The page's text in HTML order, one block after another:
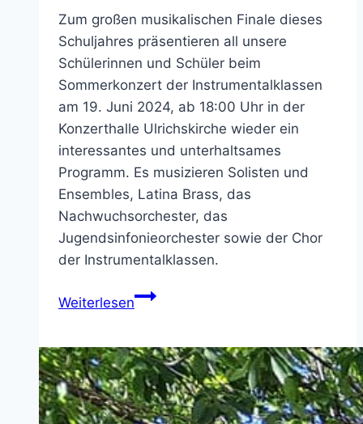
Zum großen musikalischen Finale dieses
Schuljahres präsentieren all unsere
Schülerinnen und Schüler beim
Sommerkonzert der Instrumentalklassen
am 19. Juni 2024, ab 18:00 Uhr in der
Konzerthalle Ulrichskirche wieder ein
interessantes und unterhaltsames
Programm. Es musizieren Solisten und
Ensembles, Latina Brass, das
Nachwuchsorchester, das
Jugendsinfonieorchester sowie der Chor
der Instrumentalklassen.
WeiterlesenSommerkonzert
am
19.
Juni